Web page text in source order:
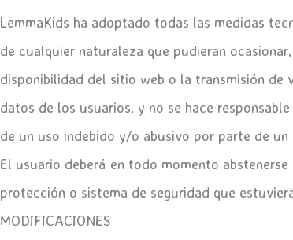
LemmaKids ha adoptado todas las medidas
de cualquier naturaleza que pudieran
disponibilidad del sitio web o la transmisión de
datos de los usuarios, y no se hace
de un uso indebido y/o abusivo por parte de un
El usuario deberá en todo momento
protección o sistema de seguridad que
MODIFICACIONES